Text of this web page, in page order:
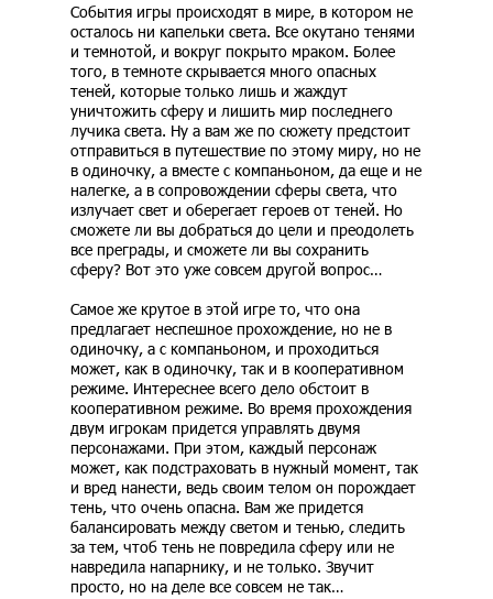
События игры происходят в мире, в котором не
осталось ни капельки света. Все окутано тенями
и темнотой, и вокруг покрыто мраком. Более
того, в темноте скрывается много опасных
теней, которые только лишь и жаждут
уничтожить сферу и лишить мир последнего
лучика света. Ну а вам же по сюжету предстоит
отправиться в путешествие по этому миру, но не
в одиночку, а вместе с компаньоном, да еще и не
налегке, а в сопровождении сферы света, что
излучает свет и оберегает героев от теней. Но
сможете ли вы добраться до цели и преодолеть
все преграды, и сможете ли вы сохранить
сферу? Вот это уже совсем другой вопрос…
Самое же крутое в этой игре то, что она
предлагает неспешное прохождение, но не в
одиночку, а с компаньоном, и проходиться
может, как в одиночку, так и в кооперативном
режиме. Интереснее всего дело обстоит в
кооперативном режиме. Во время прохождения
двум игрокам придется управлять двумя
персонажами. При этом, каждый персонаж
может, как подстраховать в нужный момент, так
и вред нанести, ведь своим телом он порождает
тень, что очень опасна. Вам же придется
балансировать между светом и тенью, следить
за тем, чтоб тень не повредила сферу или не
навредила напарнику, и не только. Звучит
просто, но на деле все совсем не так…